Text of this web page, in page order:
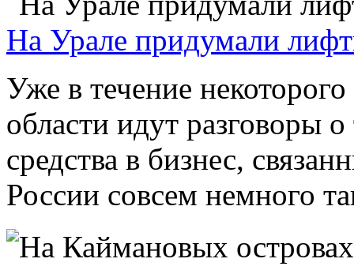
На Урале придумали
Уже в течение
области идут разговоры
средства в бизнес,
России совсем немного